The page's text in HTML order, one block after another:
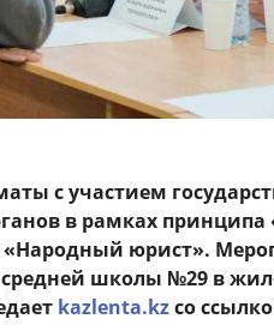
с участием
в рамках принципа
«Народный юрист».
школы №29 в
kazlenta.kzсо